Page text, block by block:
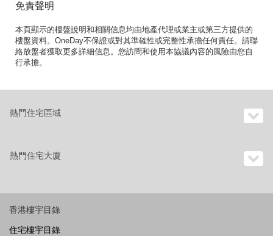
免責聲明
本頁顯示的樓盤說明和相關信息均由地產代理或業主或第三方提供的
樓盤資料。OneDay不保證或對其準確性或完整性承擔任何責任。請聯
絡放盤者獲取更多詳細信息。您訪問和使用本協議內容的風險由您自
行承擔。
熱門住宅區域
熱門住宅大廈
香港樓宇目錄
住宅樓宇目錄